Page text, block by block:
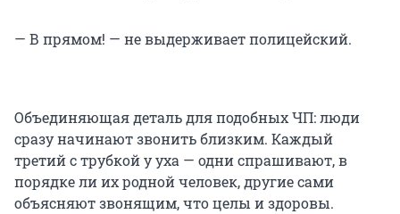
— В прямом! — не выдерживает полицейский.
Объединяющая деталь для подобных ЧП: люди
сразу начинают звонить близким. Каждый
третий с трубкой у уха — одни спрашивают, в
порядке ли их родной человек, другие сами
объясняют звонящим, что целы и здоровы.